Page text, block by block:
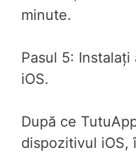
minute.
Pasul 5:
iOS.
După ce
dispozitivul iOS,